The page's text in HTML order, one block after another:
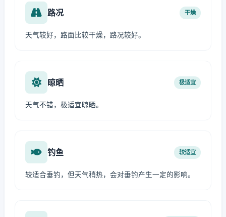
路况 干燥
天气较好，路面比较干燥，路况较好。
晾晒 极适宜
天气不错，极适宜晾晒。
钓鱼 较适宜
较适合垂钓，但天气稍热，会对垂钓产生一定的影响。